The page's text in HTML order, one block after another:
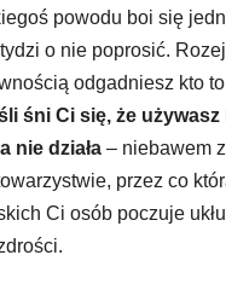
powodu boi się
o nie poprosić.
odgadniesz kto
śni Ci się, że używasz
nie działa – niebawem
przez co
Ci osób poczuje